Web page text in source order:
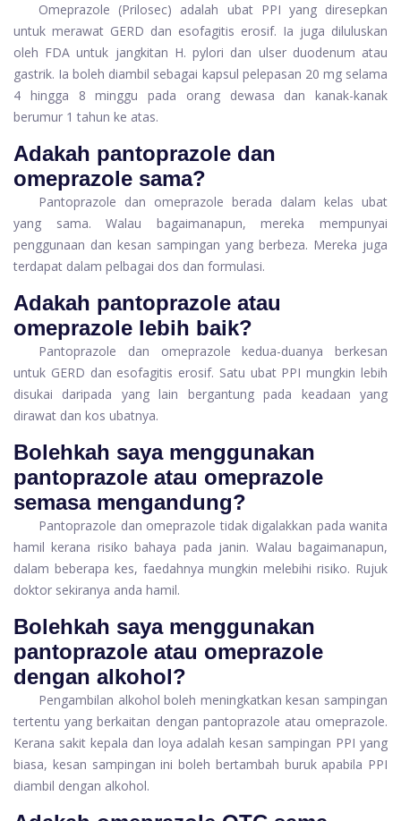
Omeprazole (Prilosec) adalah ubat PPI yang diresepkan
untuk merawat GERD dan esofagitis erosif. Ia juga diluluskan
oleh FDA untuk jangkitan H. pylori dan ulser duodenum atau
gastrik. Ia boleh diambil sebagai kapsul pelepasan 20 mg selama
4 hingga 8 minggu pada orang dewasa dan kanak-kanak
berumur 1 tahun ke atas.
Adakah pantoprazole dan
omeprazole sama?
Pantoprazole dan omeprazole berada dalam kelas ubat
yang sama. Walau bagaimanapun, mereka mempunyai
penggunaan dan kesan sampingan yang berbeza. Mereka juga
terdapat dalam pelbagai dos dan formulasi.
Adakah pantoprazole atau
omeprazole lebih baik?
Pantoprazole dan omeprazole kedua-duanya berkesan
untuk GERD dan esofagitis erosif. Satu ubat PPI mungkin lebih
disukai daripada yang lain bergantung pada keadaan yang
dirawat dan kos ubatnya.
Bolehkah saya menggunakan
pantoprazole atau omeprazole
semasa mengandung?
Pantoprazole dan omeprazole tidak digalakkan pada wanita
hamil kerana risiko bahaya pada janin. Walau bagaimanapun,
dalam beberapa kes, faedahnya mungkin melebihi risiko. Rujuk
doktor sekiranya anda hamil.
Bolehkah saya menggunakan
pantoprazole atau omeprazole
dengan alkohol?
Pengambilan alkohol boleh meningkatkan kesan sampingan
tertentu yang berkaitan dengan pantoprazole atau omeprazole.
Kerana sakit kepala dan loya adalah kesan sampingan PPI yang
biasa, kesan sampingan ini boleh bertambah buruk apabila PPI
diambil dengan alkohol.